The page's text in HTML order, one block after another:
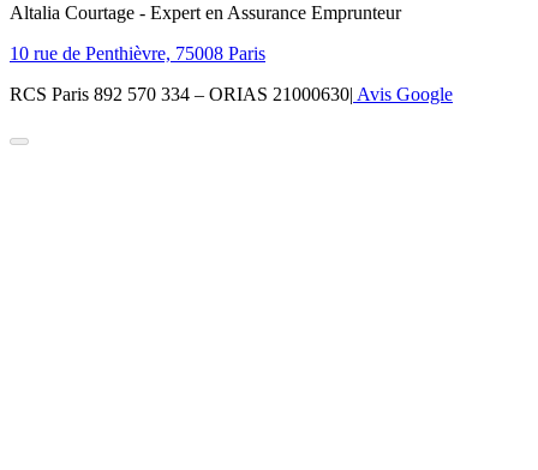
Altalia Courtage - Expert en Assurance Emprunteur
10 rue de Penthièvre, 75008 Paris
RCS Paris 892 570 334 – ORIAS 21000630| Avis Google